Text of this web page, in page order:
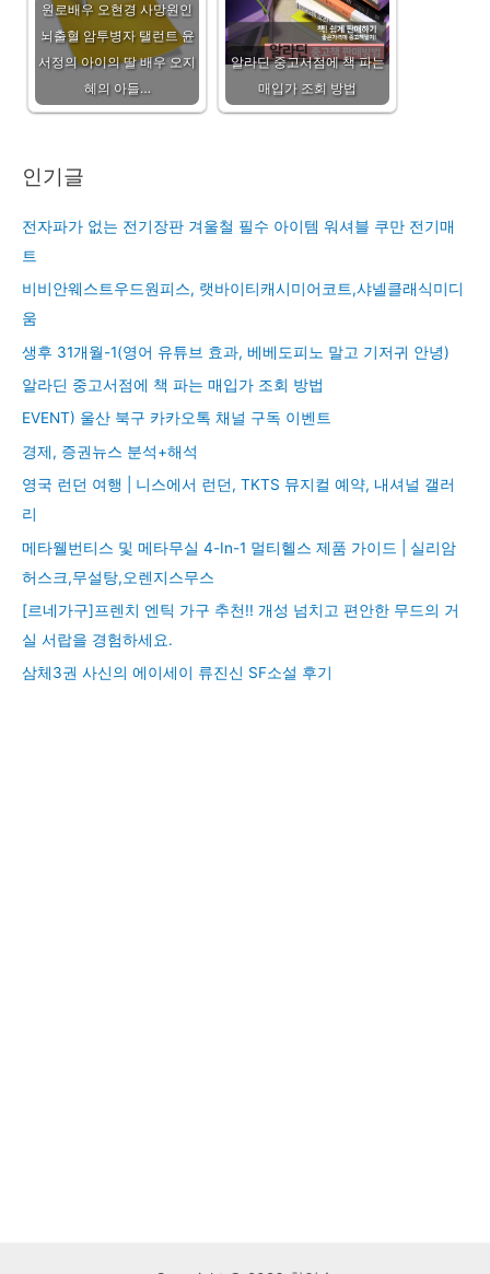
원로배우 오현경 사망원인
뇌출혈 암투병자 탤런트 윤
서정의 아이의 딸 배우 오지
혜의 아들…
알라딘 중고서점에 책 파는
매입가 조회 방법
인기글
전자파가 없는 전기장판 겨울철 필수 아이템 워셔블 쿠만 전기매
트
비비안웨스트우드원피스, 랫바이티캐시미어코트,샤넬클래식미디
움
생후 31개월-1(영어 유튜브 효과, 베베도피노 말고 기저귀 안녕)
알라딘 중고서점에 책 파는 매입가 조회 방법
EVENT) 울산 북구 카카오톡 채널 구독 이벤트
경제, 증권뉴스 분석+해석
영국 런던 여행 | 니스에서 런던, TKTS 뮤지컬 예약, 내셔널 갤러
리
메타웰번티스 및 메타무실 4-In-1 멀티헬스 제품 가이드 | 실리암
허스크,무설탕,오렌지스무스
[르네가구]프렌치 엔틱 가구 추천!! 개성 넘치고 편안한 무드의 거
실 서랍을 경험하세요.
삼체3권 사신의 에이세이 류진신 SF소설 후기